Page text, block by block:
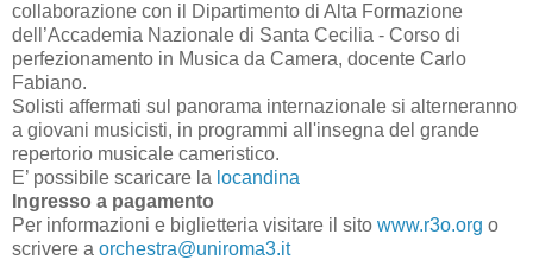
collaborazione con il Dipartimento di Alta Formazione
dell’Accademia Nazionale di Santa Cecilia - Corso di
perfezionamento in Musica da Camera, docente Carlo
Fabiano.
Solisti affermati sul panorama internazionale si alterneranno
a giovani musicisti, in programmi all'insegna del grande
repertorio musicale cameristico.
E’ possibile scaricare la locandina
Ingresso a pagamento
Per informazioni e biglietteria visitare il sito www.r3o.org o
scrivere a orchestra@uniroma3.it